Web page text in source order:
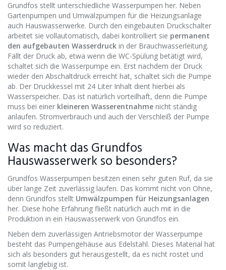
Grundfos stellt unterschiedliche Wasserpumpen her. Neben
Gartenpumpen und Umwälzpumpen für die Heizungsanlage
auch Hauswasserwerke. Durch den eingebauten Druckschalter
arbeitet sie vollautomatisch, dabei kontrolliert sie permanent
den aufgebauten Wasserdruck in der Brauchwasserleitung.
Fällt der Druck ab, etwa wenn die WC-Spülung betätigt wird,
schaltet sich die Wasserpumpe ein. Erst nachdem der Druck
wieder den Abschaltdruck erreicht hat, schaltet sich die Pumpe
ab. Der Druckkessel mit 24 Liter Inhalt dient hierbei als
Wasserspeicher. Das ist natürlich vorteilhaft, denn die Pumpe
muss bei einer kleineren Wasserentnahme nicht ständig
anlaufen. Stromverbrauch und auch der Verschleiß der Pumpe
wird so reduziert.
Was macht das Grundfos
Hauswasserwerk so besonders?
Grundfos Wasserpumpen besitzen einen sehr guten Ruf, da sie
über lange Zeit zuverlässig laufen. Das kommt nicht von Ohne,
denn Grundfos stellt Umwälzpumpen für Heizungsanlagen
her. Diese hohe Erfahrung fließt natürlich auch mit in die
Produktion in ein Hauswasserwerk von Grundfos ein.
Neben dem zuverlässigen Antriebsmotor der Wasserpumpe
besteht das Pumpengehäuse aus Edelstahl. Dieses Material hat
sich als besonders gut herausgestellt, da es nicht rostet und
somit langlebig ist.